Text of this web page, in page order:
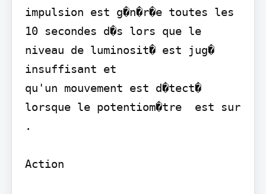
impulsion est g�n�r�e toutes les
10 secondes d�s lors que le
niveau de luminosit� est jug�
insuffisant et
qu'un mouvement est d�tect�
lorsque le potentiom�tre  est sur
.
Action